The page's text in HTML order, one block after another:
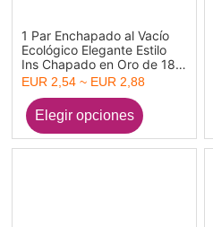
1 Par Enchapado al Vacío
Ecológico Elegante Estilo
Ins Chapado en Oro de 18K
304 Acero Inoxidable
Bowknot Corazón
Pendientes Para Mujeres
Fiesta
EUR 2,54 ~ EUR 2,88